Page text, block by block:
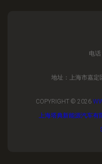
电
地址：上海市嘉定
COPYRIGHT © 2026
上海塔典新能源汽车有